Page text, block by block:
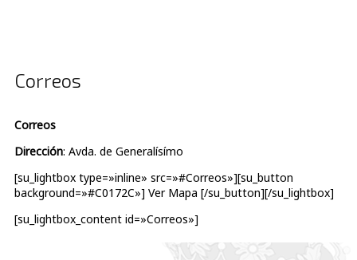
Correos
Correos
Dirección: Avda. de Generalísímo
[su_lightbox type=»inline» src=»#Correos»][su_button
background=»#C0172C»] Ver Mapa [/su_button][/su_lightbox]
[su_lightbox_content id=»Correos»]